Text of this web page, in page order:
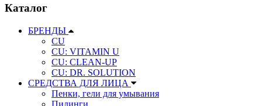
Каталог
БРЕНДЫ
CU
CU: VITAMIN U
CU: СLEAN-UP
CU: DR. SOLUTION
СРЕДСТВА ДЛЯ ЛИЦА
Пенки, гели для умывания
Пилинги